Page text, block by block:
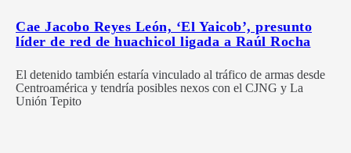
Cae Jacobo Reyes León, ‘El Yaicob’, presunto
líder de red de huachicol ligada a Raúl Rocha
El detenido también estaría vinculado al tráfico de armas desde
Centroamérica y tendría posibles nexos con el CJNG y La
Unión Tepito